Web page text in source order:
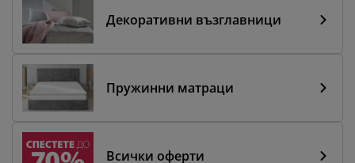
Декоративни възглавници
Пружинни матраци
Всички оферти